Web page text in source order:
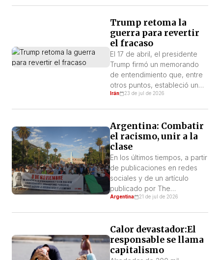
julio. Su muerte tiene un
significado muy concreto:
racismo, xenofobia y
violencia estatal. Fakir fue
asesinado, ante todo, por ser
un trabajador extranjero:
aunque llevaba muchos […]
Trump retoma la
guerra para revertir
el fracaso
El 17 de abril, el presidente
Trump firmó un memorando
de entendimiento que, entre
otros puntos, estableció un
alto el fuego en todos los
paso de barcos por el
estrecho de Ormuz sin cobrar
ningún tipo de tasa durante
sesenta días. A cambio, las
fuerzas […]
Irán 23 de jul de 2026
Argentina: Combatir
el racismo, unir a la
clase
En los últimos tiempos, a partir
de publicaciones en redes
sociales y de un artículo
publicado por The
Washington Post que
negros, sumado a distintos
episodios de racismo en los
estadios de fútbol, comenzó
Argentina 21 de jul de 2026
Calor devastador:El
responsable se llama
capitalismo